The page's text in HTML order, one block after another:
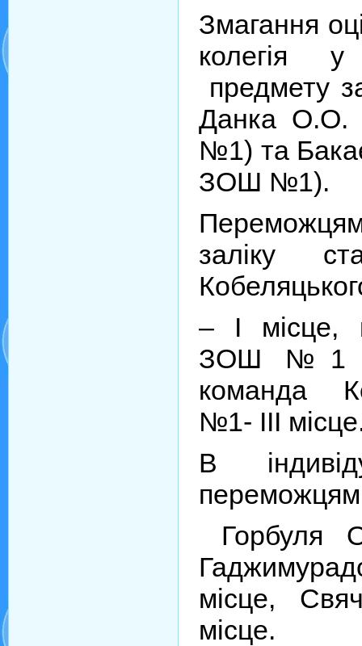
Змагання
колегія у
предмету
Данка О.О.
№1) та
ЗОШ №1).
заліку
– I місце,
ЗОШ №1 I-
команда
№1- III
В
Горбуля
місце,
місце.